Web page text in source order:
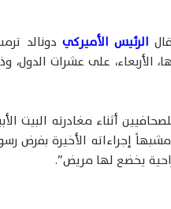
الرئيس الأميركي دونالد
الأربعاء، على عشرات الدول،
أثناء مغادرته البيت
إجراءاته الأخيرة بفرض
يخضع لها مريض”.